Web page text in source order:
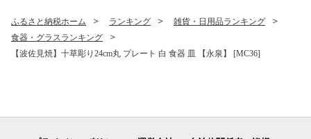
ふるさと納税ホーム ランキング
雑貨・日用品ランキング
食器・グラスランキング
【波佐見焼】十草彫り24cm丸 プレート 白 食器 皿 【永泉】 [MC36]